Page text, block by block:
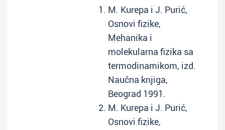
M. Kurepa i J. Purić,
Osnovi fizike,
Mehanika i
molekularna fizika sa
termodinamikom, izd.
Naučna knjiga,
Beograd 1991.
M. Kurepa i J. Purić,
Osnovi fizike,